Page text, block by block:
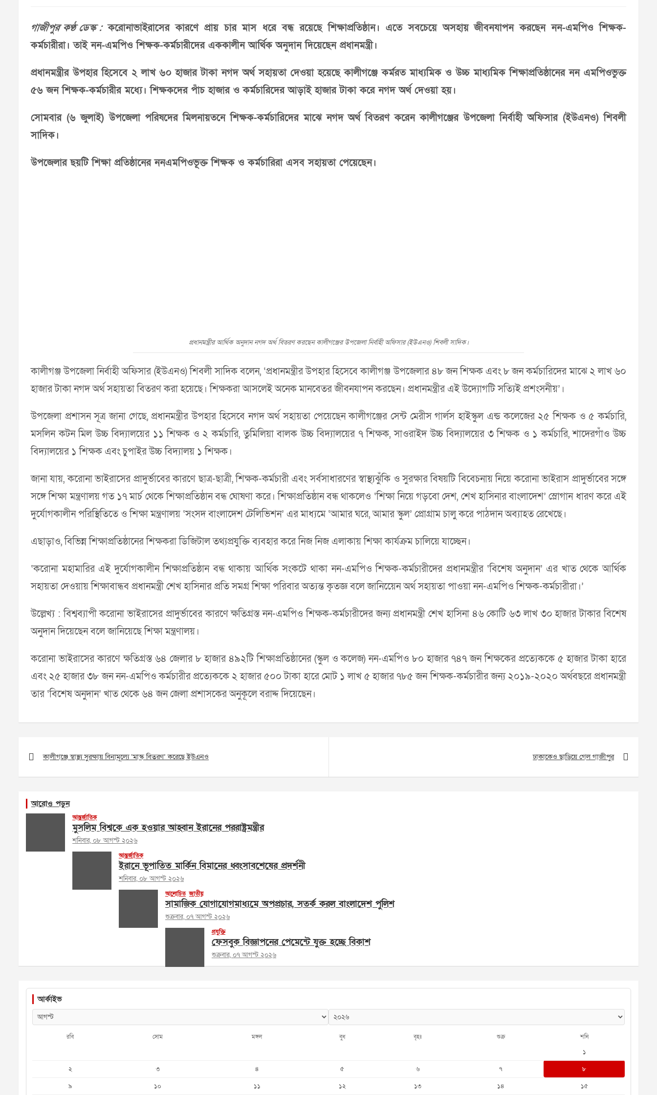
গাজীপুর কণ্ঠ ডেস্ক :করোনাভাইরাসের কারণে প্রায় চার মাস ধরে বন্ধ রয়েছে শিক্ষাপ্রতিষ্ঠান। এতে সবচেয়ে অসহায় জীবনযাপন করছেন নন-এমপিও শিক্ষক-
কর্মচারীরা। তাই নন-এমপিও শিক্ষক-কর্মচারীদের এককালীন আর্থিক অনুদান দিয়েছেন প্রধানমন্ত্রী।
প্রধানমন্ত্রীর উপহার হিসেবে ২ লাখ ৬০ হাজার টাকা নগদ অর্থ সহায়তা দেওয়া হয়েছে কালীগঞ্জে কর্মরত মাধ্যমিক ও উচ্চ মাধ্যমিক শিক্ষাপ্রতিষ্ঠানের নন এমপিওভুক্ত
৫৬ জন শিক্ষক-কর্মচারীর মধ্যে। শিক্ষকদের পাঁচ হাজার ও কর্মচারিদের আড়াই হাজার টাকা করে নগদ অর্থ দেওয়া হয়।
সোমবার (৬ জুলাই) উপজেলা পরিষদের মিলনায়তনে শিক্ষক-কর্মচারিদের মাঝে নগদ অর্থ বিতরণ করেন কালীগঞ্জের উপজেলা নির্বাহী অফিসার (ইউএনও) শিবলী
সাদিক।
উপজেলার ছয়টি শিক্ষা প্রতিষ্ঠানের ননএমপিওভূক্ত শিক্ষক ও কর্মচারিরা এসব সহায়তা পেয়েছেন।
প্রধানমন্ত্রীর আর্থিক অনুদান নগদ অর্থ বিতরণ করছেন কালীগঞ্জের উপজেলা নির্বাহী অফিসার (ইউএনও) শিবলী সাদিক।
কালীগঞ্জ উপজেলা নির্বাহী অফিসার (ইউএনও) শিবলী সাদিক বলেন, ‘প্রধানমন্ত্রীর উপহার হিসেবে কালীগঞ্জ উপজেলার ৪৮ জন শিক্ষক এবং ৮ জন কর্মচারিদের মাঝে ২ লাখ ৬০
হাজার টাকা নগদ অর্থ সহায়তা বিতরণ করা হয়েছে। শিক্ষকরা আসলেই অনেক মানবেতর জীবনযাপন করছেন। প্রধানমন্ত্রীর এই উদ্যোগটি সত্যিই প্রশংসনীয়’।
উপজেলা প্রশাসন সূত্র জানা গেছে, প্রধানমন্ত্রীর উপহার হিসেবে নগদ অর্থ সহায়তা পেয়েছেন কালীগঞ্জের সেন্ট মেরীস গার্লস হাইস্কুল এন্ড কলেজের ২৫ শিক্ষক ও ৫ কর্মচারি,
মসলিন কটন মিল উচ্চ বিদ্যালয়ের ১১ শিক্ষক ও ২ কর্মচারি, তুমিলিয়া বালক উচ্চ বিদ্যালয়ের ৭ শিক্ষক, সাওরাইদ উচ্চ বিদ্যালয়ের ৩ শিক্ষক ও ১ কর্মচারি, শাদেরগাঁও উচ্চ
বিদ্যালয়ের ১ শিক্ষক এবং চুপাইর উচ্চ বিদ্যালয় ১ শিক্ষক।
জানা যায়, করোনা ভাইরাসের প্রাদুর্ভাবের কারণে ছাত্র-ছাত্রী, শিক্ষক-কর্মচারী এবং সর্বসাধারণের স্বাস্থ্যঝুঁকি ও সুরক্ষার বিষয়টি বিবেচনায় নিয়ে করোনা ভাইরাস প্রাদুর্ভাবের সঙ্গে
সঙ্গে শিক্ষা মন্ত্রণালয় গত ১৭ মার্চ থেকে শিক্ষাপ্রতিষ্ঠান বন্ধ ঘোষণা করে। শিক্ষাপ্রতিষ্ঠান বন্ধ থাকলেও ‘শিক্ষা নিয়ে গড়বো দেশ, শেখ হাসিনার বাংলাদেশ’ স্লোগান ধারণ করে এই
দুর্যোগকালীন পরিস্থিতিতে ও শিক্ষা মন্ত্রণালয় ‘সংসদ বাংলাদেশ টেলিভিশন’ এর মাধ্যমে ‘আমার ঘরে, আমার স্কুল’ প্রোগ্রাম চালু করে পাঠদান অব্যাহত রেখেছে।
এছাড়াও, বিভিন্ন শিক্ষাপ্রতিষ্ঠানের শিক্ষকরা ডিজিটাল তথ্যপ্রযুক্তি ব্যবহার করে নিজ নিজ এলাকায় শিক্ষা কার্যক্রম চালিয়ে যাচ্ছেন।
‘করোনা মহামারির এই দুর্যোগকালীন শিক্ষাপ্রতিষ্ঠান বন্ধ থাকায় আর্থিক সংকটে থাকা নন-এমপিও শিক্ষক-কর্মচারীদের প্রধানমন্ত্রীর ‘বিশেষ অনুদান’ এর খাত থেকে আর্থিক
সহায়তা দেওয়ায় শিক্ষাবান্ধব প্রধানমন্ত্রী শেখ হাসিনার প্রতি সমগ্র শিক্ষা পরিবার অত্যন্ত কৃতজ্ঞ বলে জানিয়েেন অর্থ সহায়তা পাওয়া নন-এমপিও শিক্ষক-কর্মচারীরা।’
উল্লেখ্য : বিশ্বব্যাপী করোনা ভাইরাসের প্রাদুর্ভাবের কারণে ক্ষতিগ্রস্ত নন-এমপিও শিক্ষক-কর্মচারীদের জন্য প্রধানমন্ত্রী শেখ হাসিনা ৪৬ কোটি ৬৩ লাখ ৩০ হাজার টাকার বিশেষ
অনুদান দিয়েছেন বলে জানিয়েছে শিক্ষা মন্ত্রণালয়।
করোনা ভাইরাসের কারণে ক্ষতিগ্রস্ত ৬৪ জেলার ৮ হাজার ৪৯২টি শিক্ষাপ্রতিষ্ঠানের (স্কুল ও কলেজ) নন-এমপিও ৮০ হাজার ৭৪৭ জন শিক্ষকের প্রত্যেককে ৫ হাজার টাকা হারে
এবং ২৫ হাজার ৩৮ জন নন-এমপিও কর্মচারীর প্রত্যেককে ২ হাজার ৫০০ টাকা হারে মোট ১ লাখ ৫ হাজার ৭৮৫ জন শিক্ষক-কর্মচারীর জন্য ২০১৯-২০২০ অর্থবছরে প্রধানমন্ত্রী
তার ‘বিশেষ অনুদান’ খাত থেকে ৬৪ জন জেলা প্রশাসকের অনুকূলে বরাদ্দ দিয়েছেন।
navigation
কালীগঞ্জে স্বাস্থ্য সুরক্ষায় বিনামূল্যে ‘মাস্ক বিতরণ’ করেছে ইউএনও ঢাকাকেও ছাড়িয়ে গেল গাজীপুর
আরোও পড়ুন
আন্তর্জাতিক
মুসলিম বিশ্বকে এক হওয়ার আহ্বান ইরানের পররাষ্ট্রমন্ত্রীর
শনিবার, ০৮ আগস্ট ২০২৬
আন্তর্জাতিক
ইরানে ভূপাতিত মার্কিন বিমানের ধ্বংসাবশেষের প্রদর্শনী
শনিবার, ০৮ আগস্ট ২০২৬
আলোচিত জাতীয়
সামাজিক যোগাযোগমাধ্যমে অপপ্রচার, সতর্ক করল বাংলাদেশ পুলিশ
শুক্রবার, ০৭ আগস্ট ২০২৬
প্রযুক্তি
ফেসবুক বিজ্ঞাপনের পেমেন্টে যুক্ত হচ্ছে বিকাশ
শুক্রবার, ০৭ আগস্ট ২০২৬
আর্কাইভ
রবি সোম মঙ্গল বুধ বৃহঃ শুক্র শনি
১
২
৩ ৪ ৫ ৬ ৭
৮
৯
১০ ১১ ১২ ১৩ ১৪ ১৫